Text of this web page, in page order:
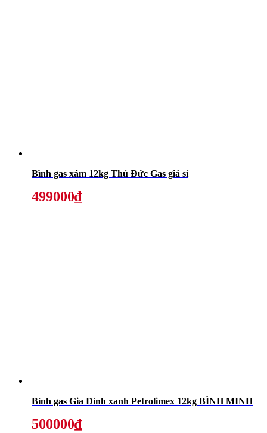
Bình gas xám 12kg Thủ Đức Gas giá sỉ
499000₫
Bình gas Gia Đình xanh Petrolimex 12kg BÌNH MINH
500000₫